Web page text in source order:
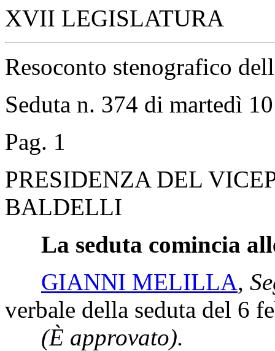
XVII LEGISLATURA
Resoconto stenografico
Seduta n. 374 di martedì
Pag. 1
PRESIDENZA DEL
BALDELLI
La seduta comincia
GIANNI MELILLA,
verbale della seduta del 6
(È approvato).